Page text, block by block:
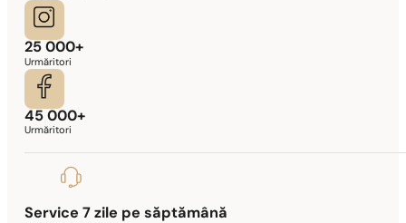
25 000+
Urmăritori
45 000+
Urmăritori
Service 7 zile pe săptămână